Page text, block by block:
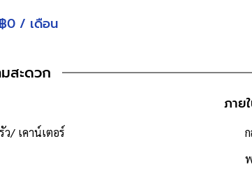
: 1 ห้อง
ารางเมตร
ร้อมเข้าอยู่
างนิติบุคคล 1,280 บาท/เดือน
–สภาพแวดล้อม**
0 / เดือน
สะดวก
/ เคาน์เตอร์
ภาย